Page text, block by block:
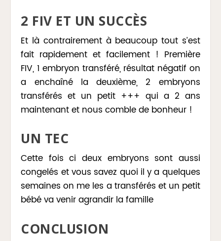
2 FIV ET UN SUCCÈS
Et là contrairement à beaucoup tout s’est
fait rapidement et facilement ! Première
FIV, 1 embryon transféré, résultat négatif on
a enchaîné la deuxième, 2 embryons
transférés et un petit +++ qui a 2 ans
maintenant et nous comble de bonheur !
UN TEC
Cette fois ci deux embryons sont aussi
congelés et vous savez quoi il y a quelques
semaines on me les a transférés et un petit
bébé va venir agrandir la famille ️
CONCLUSION